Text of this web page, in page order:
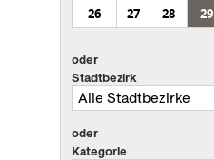
26
27 28 29
oder
Stadtbezirk
oder
Kategorie